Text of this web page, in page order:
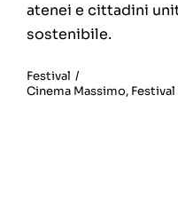
atenei e cittadini
sostenibile.
Festival /
Cinema Massimo,